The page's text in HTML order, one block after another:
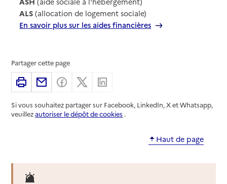
ALS (allocation de logement sociale)
En savoir plus sur les aides financières
Partager cette page
ImprimerPartager par email
Partager sur Facebook
Partager sur X
Si vous souhaitez partager sur Facebook, LinkedIn, X et Whatsapp,
veuillezautoriser le dépôt de cookies .
Haut de page